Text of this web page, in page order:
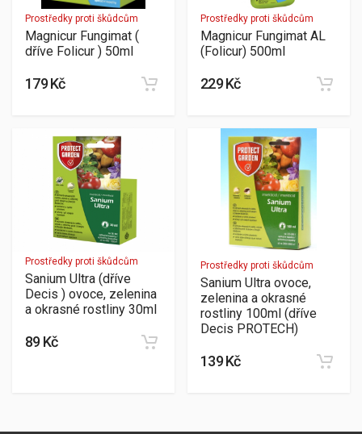
Prostředky proti škůdcům
Magnicur Fungimat (
dříve Folicur ) 50ml
179 Kč
Prostředky proti škůdcům
Magnicur Fungimat AL
(Folicur) 500ml
229 Kč
Prostředky proti škůdcům
Sanium Ultra (dříve
Decis ) ovoce, zelenina
a okrasné rostliny 30ml
89 Kč
Prostředky proti škůdcům
Sanium Ultra ovoce,
zelenina a okrasné
rostliny 100ml (dříve
Decis PROTECH)
139 Kč